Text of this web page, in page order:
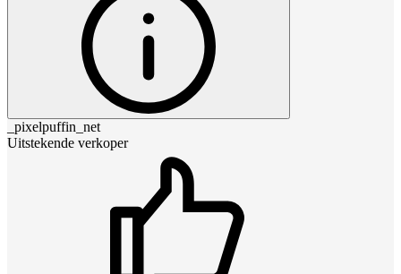
_pixelpuffin_net
Uitstekende verkoper